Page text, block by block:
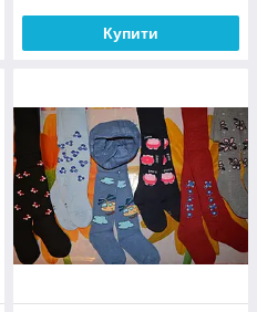
Купити